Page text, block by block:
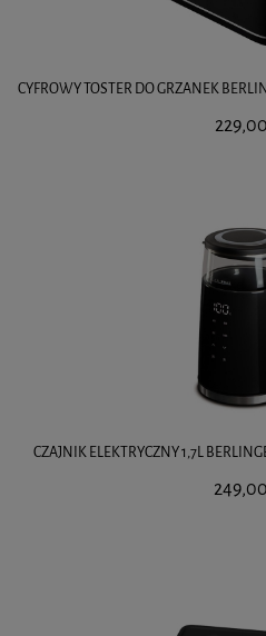
CYFROWY TOSTER DO GRZANEK
CZAJNIK ELEKTRYCZNY 1,7L